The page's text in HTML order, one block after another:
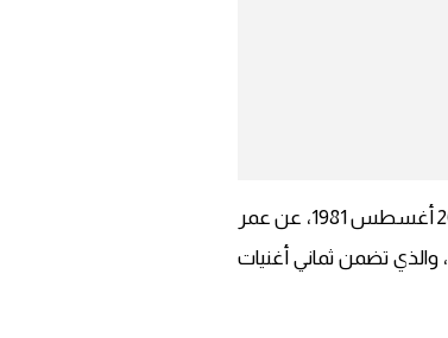
أحمد سعد هو مغني وممثل وملحن شعبي مصري، ولد في العاصمة المصرية القاهرة، في 20 أغسطس 1981، عن عمر
يناهز 41 عامًا. بدأ مسيرته الفنية في عام 2003 عندما أصدر ألبومه الغنائي الأول، Ishki Lamin، والذي تضمن ثماني أغنيات